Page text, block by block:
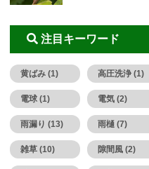
注目キーワード
黄ばみ (1) 高圧洗浄 (1)
電球 (1) 電気 (2)
雨漏り (13) 雨樋 (7)
雑草 (10) 隙間風 (2)